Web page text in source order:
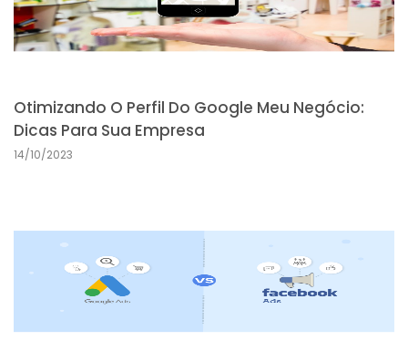
Otimizando O Perfil Do Google Meu Negócio:
Dicas Para Sua Empresa
14/10/2023